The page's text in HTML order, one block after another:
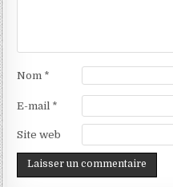
Nom *
E-mail *
Site web